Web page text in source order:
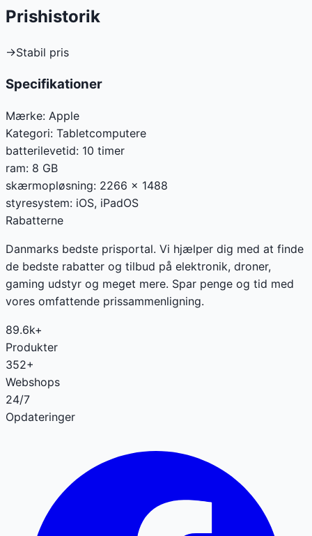
Prishistorik
→Stabil pris
Specifikationer
Mærke: Apple
Kategori: Tabletcomputere
batterilevetid: 10 timer
ram: 8 GB
skærmopløsning: 2266 x 1488
styresystem: iOS, iPadOS
Rabatterne
Danmarks bedste prisportal. Vi hjælper dig med at finde
de bedste rabatter og tilbud på elektronik, droner,
gaming udstyr og meget mere. Spar penge og tid med
vores omfattende prissammenligning.
89.6k+
Produkter
352+
Webshops
24/7
Opdateringer